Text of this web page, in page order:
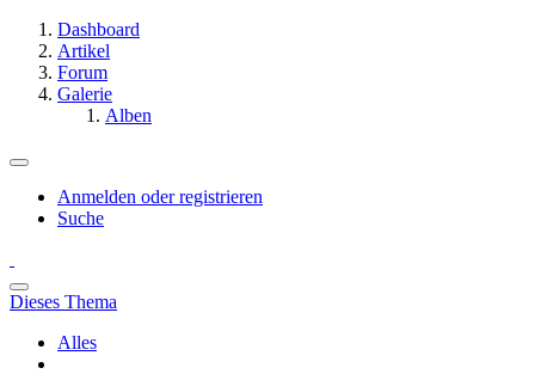
Dashboard
Artikel
Forum
Galerie
Alben
Anmelden oder registrieren
Suche
Dieses Thema
Alles